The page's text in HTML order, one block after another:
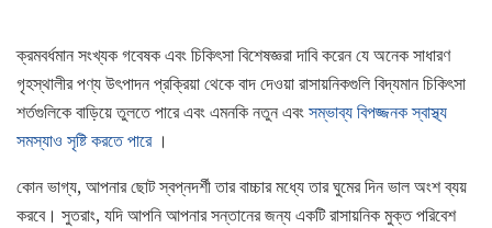
ক্রমবর্ধমান সংখ্যক গবেষক এবং চিকিৎসা বিশেষজ্ঞরা দাবি করেন যে অনেক সাধারণ
গৃহস্থালীর পণ্য উৎপাদন প্রক্রিয়া থেকে বাদ দেওয়া রাসায়নিকগুলি বিদ্যমান চিকিৎসা
শর্তগুলিকে বাড়িয়ে তুলতে পারে এবং এমনকি নতুন এবং সম্ভাব্য বিপজ্জনক স্বাস্থ্য
সমস্যাও সৃষ্টি করতে পারে।
কোন ভাগ্য, আপনার ছোট স্বপ্নদর্শী তার বাচ্চার মধ্যে তার ঘুমের দিন ভাল অংশ ব্যয়
করবে। সুতরাং, যদি আপনি আপনার সন্তানের জন্য একটি রাসায়নিক মুক্ত পরিবেশ